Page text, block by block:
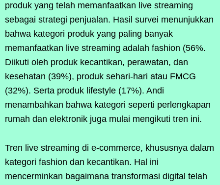
produk yang telah memanfaatkan live streaming
sebagai strategi penjualan. Hasil survei menunjukkan
bahwa kategori produk yang paling banyak
memanfaatkan live streaming adalah fashion (56%.
Diikuti oleh produk kecantikan, perawatan, dan
kesehatan (39%), produk sehari-hari atau FMCG
(32%). Serta produk lifestyle (17%). Andi
menambahkan bahwa kategori seperti perlengkapan
rumah dan elektronik juga mulai mengikuti tren ini.
Tren live streaming di e-commerce, khususnya dalam
kategori fashion dan kecantikan. Hal ini
mencerminkan bagaimana transformasi digital telah